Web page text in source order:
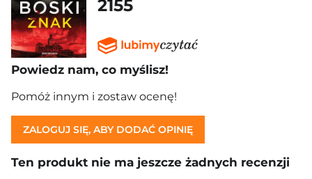
2155
Powiedz nam, co myślisz!
Pomóż innym i zostaw ocenę!
ZALOGUJ SIĘ, ABY DODAĆ OPINIĘ
Ten produkt nie ma jeszcze żadnych recenzji